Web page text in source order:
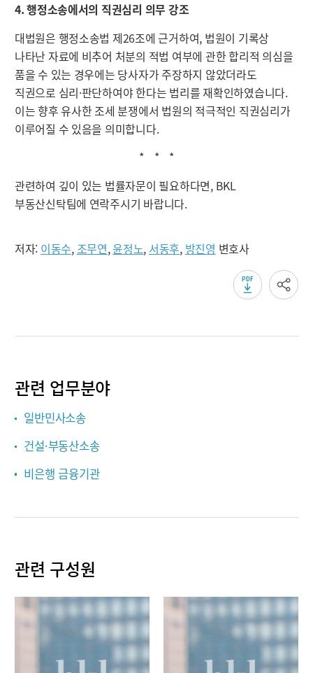
4. 행정소송에서의 직권심리 의무 강조
대법원은 행정소송법 제26조에 근거하여, 법원이 기록상
나타난 자료에 비추어 처분의 적법 여부에 관한 합리적 의심을
품을 수 있는 경우에는 당사자가 주장하지 않았더라도
직권으로 심리·판단하여야 한다는 법리를 재확인하였습니다.
이는 향후 유사한 조세 분쟁에서 법원의 적극적인 직권심리가
이루어질 수 있음을 의미합니다.
* * *
관련하여 깊이 있는 법률자문이 필요하다면, BKL
부동산신탁팀에 연락주시기 바랍니다.
저자: 이동수, 조무연,윤정노, 서동후, 방진영 변호사
관련 업무분야
일반민사소송
건설·부동산소송
비은행 금융기관
관련 구성원